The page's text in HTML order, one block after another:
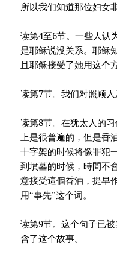
所以我们知道那位妇女
读第4至6节。一些人认
是耶稣说没关系。耶稣
且耶稣接受了她用这个
读第7节。我们对照顾人
读第8节。在犹太人的
上是很普遍的，但是香
十字架的时候将像罪犯
到墳墓的时候，時間不
意接受這個香油，提早
用“事先”这个词。
读第9节。这个句子已
含了这个故事。